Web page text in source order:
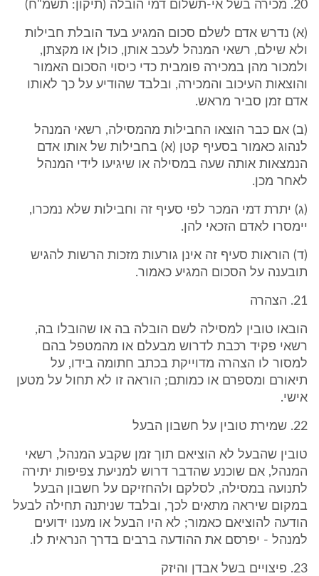
20. מכירה בשל אי-תשלום דמי הובלה (תיקון: תשמ"ח)
(א) נדרש אדם לשלם סכום המגיע בעד הובלת חבילות
ולא שילם, רשאי המנהל לעכב אותן, כולן או מקצתן,
ולמכור מהן במכירה פומבית כדי כיסוי הסכום האמור
והוצאות העיכוב והמכירה, ובלבד שהודיע על כך לאותו
אדם זמן סביר מראש.
(ב) אם כבר הוצאו החבילות מהמסילה, רשאי המנהל
לנהוג כאמור בסעיף קטן (א) בחבילות של אותו אדם
הנמצאות אותה שעה במסילה או שיגיעו לידי המנהל
לאחר מכן.
(ג) יתרת דמי המכר לפי סעיף זה וחבילות שלא נמכרו,
יימסרו לאדם הזכאי להן.
(ד) הוראות סעיף זה אינן גורעות מזכות הרשות להגיש
תובענה על הסכום המגיע כאמור.
21. הצהרה
הובאו טובין למסילה לשם הובלה בה או שהובלו בה,
רשאי פקיד רכבת לדרוש מבעלם או מהמטפל בהם
למסור לו הצהרה מדוייקת בכתב חתומה בידו, על
תיאורם ומספרם או כמותם; הוראה זו לא תחול על מטען
אישי.
22. שמירת טובין על חשבון הבעל
טובין שהבעל לא הוציאם תוך זמן שקבע המנהל, רשאי
המנהל, אם שוכנע שהדבר דרוש למניעת צפיפות יתירה
לתנועה במסילה, לסלקם ולהחזיקם על חשבון הבעל
במקום שיראה מתאים לכך, ובלבד שניתנה תחילה לבעל
הודעה להוציאם כאמור; לא היו הבעל או מענו ידועים
למנהל - יפרסם את ההודעה ברבים בדרך הנראית לו.
23. פיצויים בשל אבדן והיזק